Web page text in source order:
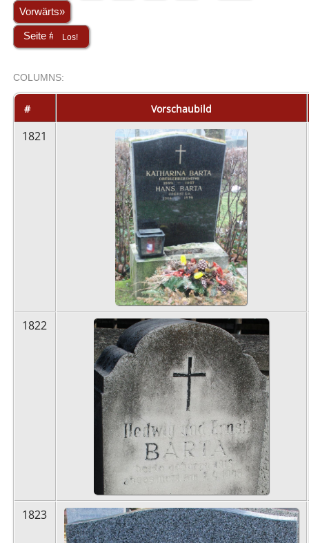
Vorwärts»
COLUMNS:
# Vorschaubild
1821
1822
1823